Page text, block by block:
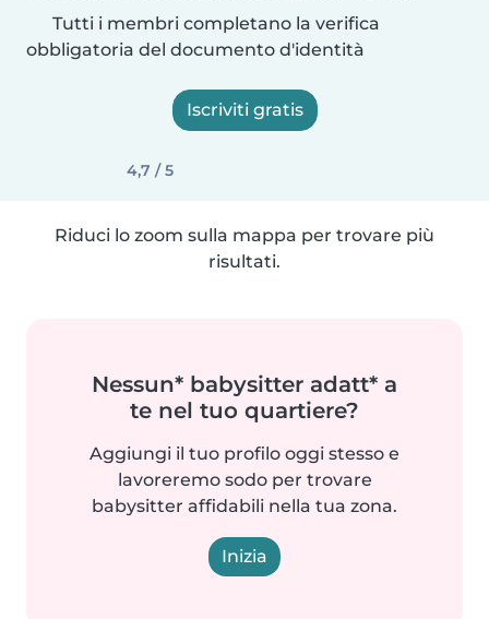
Tutti i membri completano la verifica
obbligatoria del documento d'identità
Iscriviti gratis
4,7 / 5
Riduci lo zoom sulla mappa per trovare più
risultati.
Nessun* babysitter adatt* a
te nel tuo quartiere?
Aggiungi il tuo profilo oggi stesso e
lavoreremo sodo per trovare
babysitter affidabili nella tua zona.
Inizia